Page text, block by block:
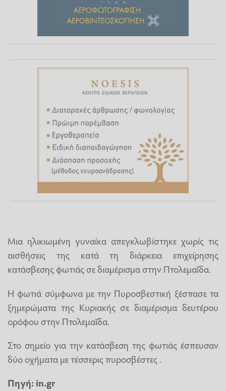
Μια ηλικιωμένη γυναίκα απεγκλωβίστηκε χωρίς τις
αισθήσεις της κατά τη διάρκεια επιχείρησης
κατάσβεσης φωτιάς σε διαμέρισμα στην Πτολεμαΐδα.
Η φωτιά σύμφωνα με την Πυροσβεστική ξέσπασε τα
ξημερώματα της Κυριακής σε διαμέρισμα δευτέρου
ορόφου στην Πτολεμαΐδα.
Στο σημείο για την κατάσβεση της φωτιάς έσπευσαν
δύο οχήματα με τέσσερις πυροσβέστες .
Πηγή: in.gr